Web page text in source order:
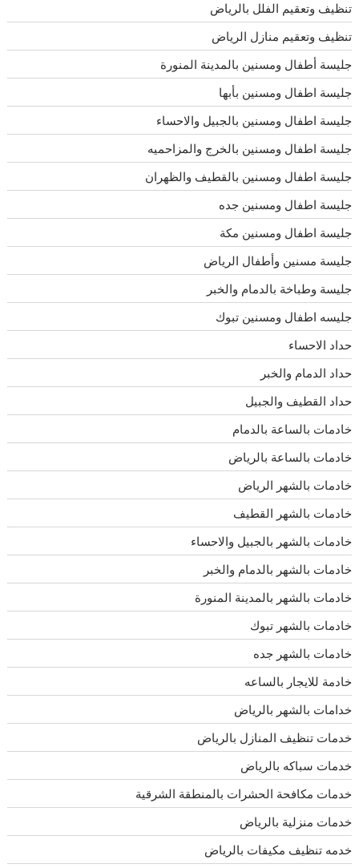
تنظيف وتعقيم الفلل بالرياض
تنظيف وتعقيم منازل الرياض
جليسة أطفال ومسنين بالمدينة المنورة
جليسة اطفال ومسنين بأبها
جليسة اطفال ومسنين بالجبيل والاحساء
جليسة اطفال ومسنين بالخرج والمزاحميه
جليسة اطفال ومسنين بالقطيف والظهران
جليسة اطفال ومسنين جده
جليسة اطفال ومسنين مكة
جليسة مسنين وأطفال الرياض
جليسة وطباخة بالدمام والخبر
جليسه اطفال ومسنين تبوك
حداد الاحساء
حداد الدمام والخبر
حداد القطيف والجبيل
خادمات بالساعة بالدمام
خادمات بالساعة بالرياض
خادمات بالشهر الرياض
خادمات بالشهر القطيف
خادمات بالشهر بالجبيل والاحساء
خادمات بالشهر بالدمام والخبر
خادمات بالشهر بالمدينة المنورة
خادمات بالشهر تبوك
خادمات بالشهر جده
خادمة للايجار بالساعه
خدامات بالشهر بالرياض
خدمات تنظيف المنازل بالرياض
خدمات سباكه بالرياض
خدمات مكافحة الحشرات بالمنطقة الشرقية
خدمات منزلية بالرياض
خدمه تنظيف مكيفات بالرياض